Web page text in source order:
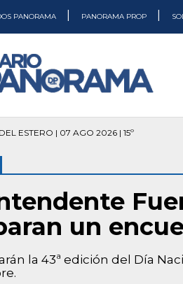
PANORAMA PANORAMA PROP
ESTERO | 07 AGO 2026 | 15º
un
la 43ª edición del Día